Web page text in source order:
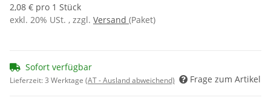
2,08 € pro 1 Stück
exkl. 20% USt. , zzgl. Versand (Paket)
Sofort verfügbar
Lieferzeit:3 Werktage (AT - Ausland abweichend) Frage zum Artikel